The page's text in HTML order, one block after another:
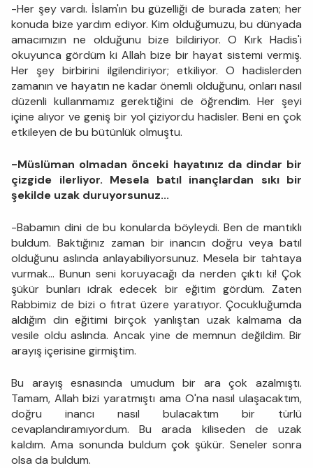
-Her şey vardı. İslam'ın bu güzelliği de burada zaten; her
konuda bize yardım ediyor. Kim olduğumuzu, bu dünyada
amacımızın ne olduğunu bize bildiriyor. O Kırk Hadis'i
okuyunca gördüm ki Allah bize bir hayat sistemi vermiş.
Her şey birbirini ilgilendiriyor; etkiliyor. O hadislerden
zamanın ve hayatın ne kadar önemli olduğunu, onları nasıl
düzenli kullanmamız gerektiğini de öğrendim. Her şeyi
içine alıyor ve geniş bir yol çiziyordu hadisler. Beni en çok
etkileyen de bu bütünlük olmuştu.
-Müslüman olmadan önceki hayatınız da dindar bir
çizgide ilerliyor. Mesela batıl inançlardan sıkı bir
şekilde uzak duruyorsunuz...
-Babamın dini de bu konularda böyleydi. Ben de mantıklı
buldum. Baktığınız zaman bir inancın doğru veya batıl
olduğunu aslında anlayabiliyorsunuz. Mesela bir tahtaya
vurmak... Bunun seni koruyacağı da nerden çıktı ki! Çok
şükür bunları idrak edecek bir eğitim gördüm. Zaten
Rabbimiz de bizi o fıtrat üzere yaratıyor. Çocukluğumda
aldığım din eğitimi birçok yanlıştan uzak kalmama da
vesile oldu aslında. Ancak yine de memnun değildim. Bir
arayış içerisine girmiştim.
Bu arayış esnasında umudum bir ara çok azalmıştı.
Tamam, Allah bizi yaratmıştı ama O'na nasıl ulaşacaktım,
doğru inancı nasıl bulacaktım bir türlü
cevaplandıramıyordum. Bu arada kiliseden de uzak
kaldım. Ama sonunda buldum çok şükür. Seneler sonra
olsa da buldum.